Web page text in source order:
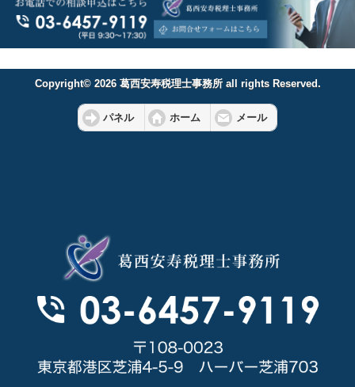
Copyright© 2026 葛西安寿税理士事務所 all rights Reserved.
パネル ホーム メール